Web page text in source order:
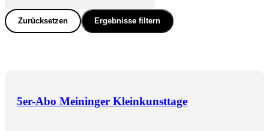
Zurücksetzen Ergebnisse filtern
5er-Abo Meininger Kleinkunsttage